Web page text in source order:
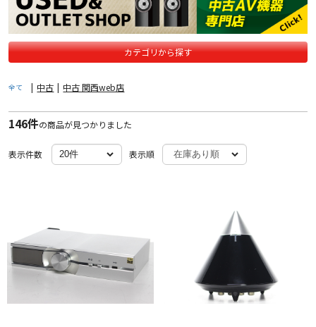
カテゴリから探す
全て | 中古 | 中古 関西web店
146件の商品が見つかりました
表示件数 表示順
リシー